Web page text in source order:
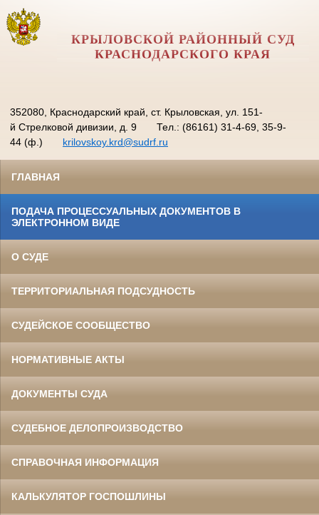
КРЫЛОВСКОЙ РАЙОННЫЙ СУД
КРАСНОДАРСКОГО КРАЯ
352080, Краснодарский край, ст. Крыловская, ул. 151-
й Стрелковой дивизии, д. 9
Тел.: (86161) 31-4-69, 35-9-
44 (ф.)
krilovskoy.krd@sudrf.ru
ГЛАВНАЯ
ПОДАЧА ПРОЦЕССУАЛЬНЫХ ДОКУМЕНТОВ В
ЭЛЕКТРОННОМ ВИДЕ
О СУДЕ
ТЕРРИТОРИАЛЬНАЯ ПОДСУДНОСТЬ
СУДЕЙСКОЕ СООБЩЕСТВО
НОРМАТИВНЫЕ АКТЫ
ДОКУМЕНТЫ СУДА
СУДЕБНОЕ ДЕЛОПРОИЗВОДСТВО
СПРАВОЧНАЯ ИНФОРМАЦИЯ
КАЛЬКУЛЯТОР ГОСПОШЛИНЫ